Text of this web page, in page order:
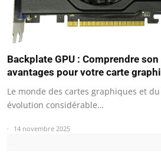
Backplate GPU : Comprendre
avantages pour votre carte
Le monde des cartes graphiques et
évolution considérable…
14 novembre 2025